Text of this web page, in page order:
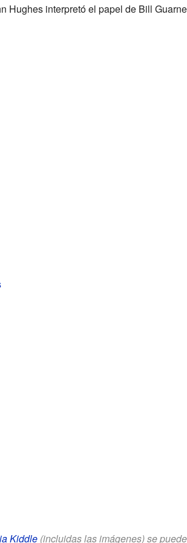
Hughes interpretó el papel de Bill
Kiddle(incluidas las imágenes) se